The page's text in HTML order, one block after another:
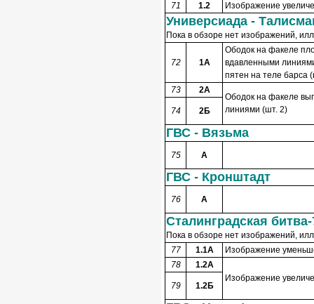
71
1.2 Изображение
Универсиада -
Пока в обзоре нет изображений,
72 1А
Ободок на факеле
вдавленными
пятен на теле барса
73
2А
Ободок на факеле
линиями (шт. 2)
74 2Б
ГВС - Вязьма
75 А
ГВС - Кронштадт
76 А
Сталинградская битва-
Пока в обзоре нет изображений,
77
1.1А
Изображение
78
1.2А
Изображение
79 1.2Б